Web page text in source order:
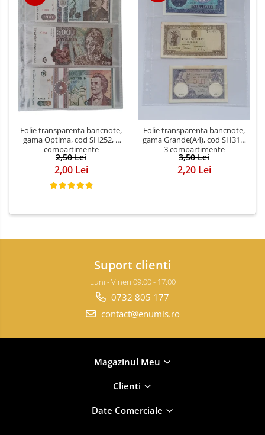
Folie transparenta bancnote,
gama Optima, cod SH252, 3
compartimente
2,50 Lei
2,00 Lei
Folie transparenta bancnote,
gama Grande(A4), cod SH312,
3 compartimente
3,50 Lei
2,20 Lei
Suport clienti
Luni - Vineri 09:00 - 17:00
0732 805 177
contact@enumis.ro
Magazinul Meu
Clienti
Date Comerciale